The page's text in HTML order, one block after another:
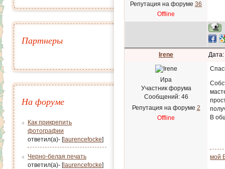
Партнеры
На форуме
Как прикрепить
фотографии
ответил(а)- [laurencefocke]
Черно-белая печать
ответил(а)- [laurencefocke]
Репутация на форуме 36
Offline
Irene
Ира
Участник форума
Сообщений: 46
Репутация на форуме 2
Offline
В
мой